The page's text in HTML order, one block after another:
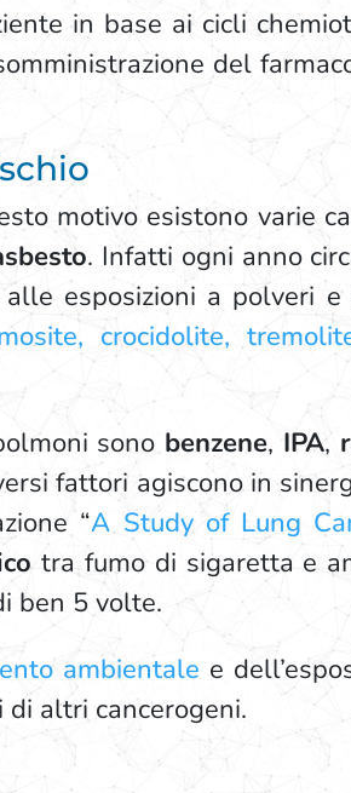
in base ai cicli
del
motivo esistono varie
. Infatti ogni anno
esposizioni a polveri
crocidolite,
sono benzene, IPA,
fattori agiscono in
“A Study of Lung
tra fumo di sigaretta e
ben 5 volte.
ambientale e
altri cancerogeni.